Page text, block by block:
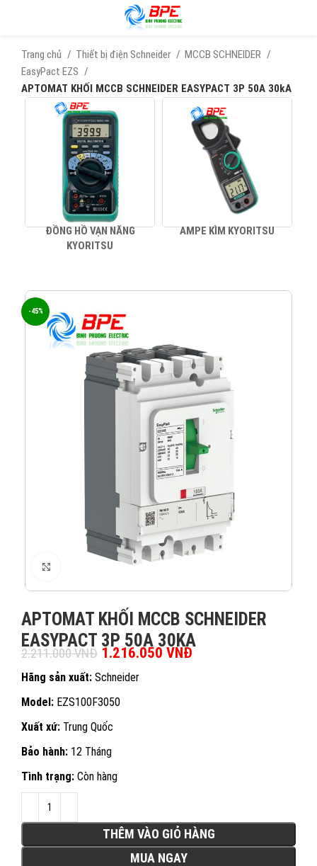
Trang chủ Thiết bị điện Schneider
MCCB SCHNEIDER
EasyPact EZS
APTOMAT KHỐI MCCB SCHNEIDER EASYPACT 3P 50A 30kA
ĐỒNG HỒ VẠN NĂNG
KYORITSU
AMPE KÌM KYORITSU
-45%
APTOMAT KHỐI MCCB SCHNEIDER
EASYPACT 3P 50A 30KA
2.211.000VNĐ Giá gốc là: 2.211.000 VNĐ.
1.216.050 VNĐ
Hãng sản xuất: Schneider
Model: EZS100F3050
Xuất xứ: Trung Quốc
Bảo hành: 12 Tháng
Tình trạng: Còn hàng
THÊM VÀO GIỎ HÀNG
MUA NGAY